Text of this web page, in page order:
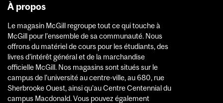
À propos
Le magasin McGill regroupe tout ce qui touche à
McGill pour l'ensemble de sa communauté. Nous
offrons du matériel de cours pour les étudiants, des
livres d'intérêt général et de la marchandise
officielle McGill. Nos magasins sont situés sur le
campus de l'université au centre-ville, au 680, rue
Sherbrooke Ouest, ainsi qu'au Centre Centennial du
campus Macdonald. Vous pouvez également